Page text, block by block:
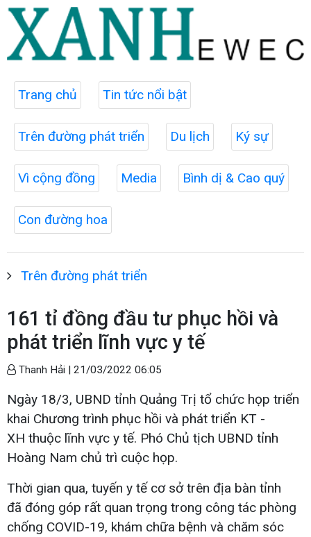
Trang chủ Tin tức nổi bật
Trên đường phát triển Du lịch Ký sự
Vì cộng đồng Media Bình dị & Cao quý
Con đường hoa
Trên đường phát triển
161 tỉ đồng đầu tư phục hồi và
phát triển lĩnh vực y tế
Thanh Hải | 21/03/2022 06:05
Ngày 18/3, UBND tỉnh Quảng Trị tổ chức họp triển
khai Chương trình phục hồi và phát triển KT -
XH thuộc lĩnh vực y tế. Phó Chủ tịch UBND tỉnh
Hoàng Nam chủ trì cuộc họp.
Thời gian qua, tuyến y tế cơ sở trên địa bàn tỉnh
đã đóng góp rất quan trọng trong công tác phòng
chống COVID-19, khám chữa bệnh và chăm sóc